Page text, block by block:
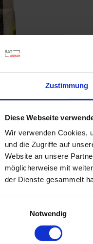
Zustimmung
Diese Webseite
Wir verwenden Cookies,
und die Zugriffe auf
Website an unsere
möglicherweise mit
der Dienste gesammelt
Notwendig
&
Substral
Artikel-Nr.: